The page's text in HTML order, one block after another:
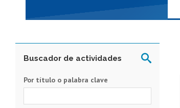
Buscador de actividades
Por título o palabra clave